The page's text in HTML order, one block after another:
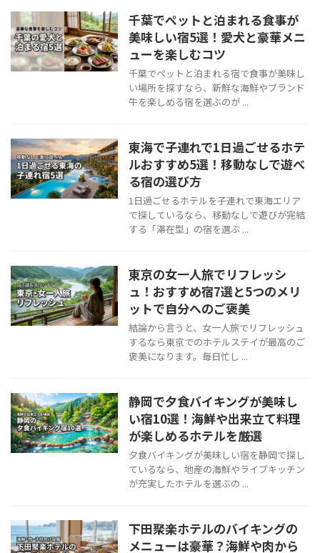
千葉でペットと泊まれる食事が
美味しい宿5選！愛犬と豪華メニ
ューを楽しむコツ
千葉でペットと泊まれる宿で食事が美味し
い場所を探すなら、新鮮な海鮮やブランド
牛を楽しめる宿を選ぶのが ...
東海で子連れで1日過ごせるホテ
ルおすすめ5選！移動なしで遊べ
る宿の選び方
1日過ごせるホテルを子連れで東海エリア
で探しているなら、移動なしで遊びが完結
する「滞在型」の宿を選ぶ ...
東京の女一人旅でリフレッシ
ュ！おすすめ宿7選と5つのメリ
ットで自分へのご褒美
結論から言うと、女一人旅でリフレッシュ
するなら東京でのホテルステイが最高のご
褒美になります。毎日忙し ...
静岡で夕食バイキングが美味し
い宿10選！海鮮や出来立て料理
が楽しめるホテルを厳選
夕食バイキングが美味しい宿を静岡で探し
ているなら、地産の海鮮やライブキッチン
が充実したホテルを選ぶの ...
下田聚楽ホテルのバイキングの
メニューは豪華？海鮮や肉から